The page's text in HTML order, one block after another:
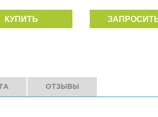
КУПИТЬ
ОТЗЫВЫ